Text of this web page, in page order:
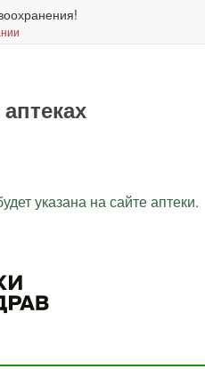
указана на сайте аптеки.